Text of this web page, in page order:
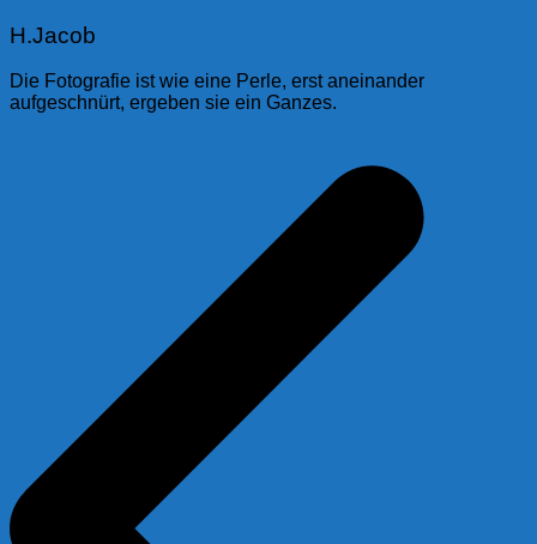
H.Jacob
Die Fotografie ist wie eine Perle, erst aneinander
aufgeschnürt, ergeben sie ein Ganzes.